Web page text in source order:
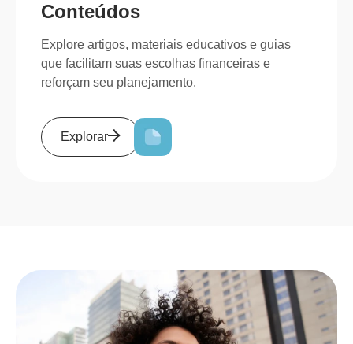
Conteúdos
Explore artigos, materiais educativos e guias
que facilitam suas escolhas financeiras e
reforçam seu planejamento.
Explorar